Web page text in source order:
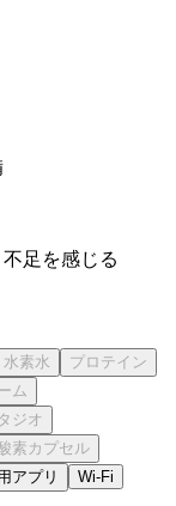
足を感じる
アプリ Wi-Fi